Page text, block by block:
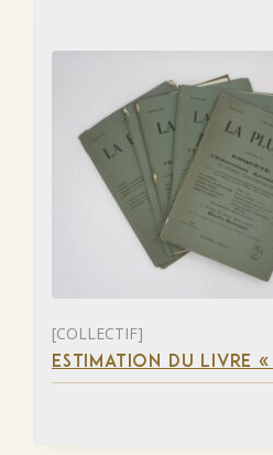
[COLLECTIF]
ESTIMATION DU LIVRE